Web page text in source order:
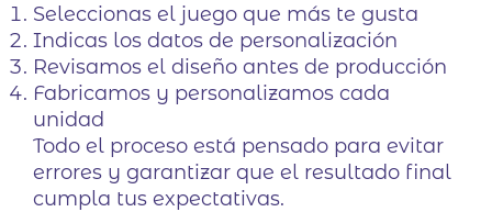
Seleccionas el juego que más te gusta
Indicas los datos de personalización
Revisamos el diseño antes de producción
Fabricamos y personalizamos cada
unidad
Todo el proceso está pensado para evitar
errores y garantizar que el resultado final
cumpla tus expectativas.